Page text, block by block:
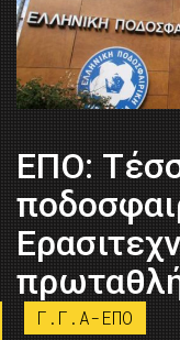
ΕΠΟ:
Γ.Γ.Α-ΕΠΟ